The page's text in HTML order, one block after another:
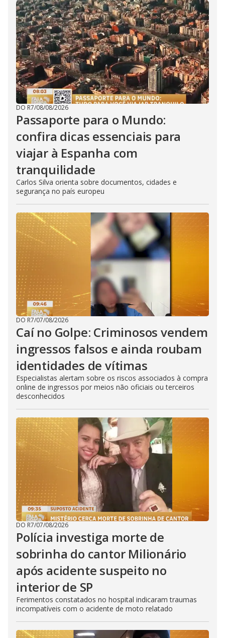
DO R7/08/08/2026
Passaporte para o Mundo:
confira dicas essenciais para
viajar à Espanha com
tranquilidade
Carlos Silva orienta sobre documentos, cidades e
segurança no país europeu
DO R7/07/08/2026
Caí no Golpe: Criminosos vendem
ingressos falsos e ainda roubam
identidades de vítimas
Especialistas alertam sobre os riscos associados à compra
online de ingressos por meios não oficiais ou terceiros
desconhecidos
DO R7/07/08/2026
Polícia investiga morte de
sobrinha do cantor Milionário
após acidente suspeito no
interior de SP
Ferimentos constatados no hospital indicaram traumas
incompatíveis com o acidente de moto relatado